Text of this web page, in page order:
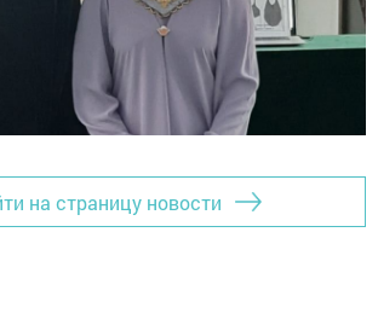
на страницу новости